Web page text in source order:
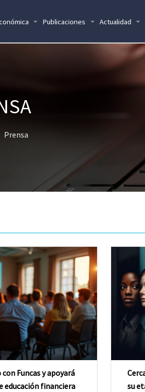
Publicaciones Actualidad
Prensa
Funcas y apoyará
educación financiera
su